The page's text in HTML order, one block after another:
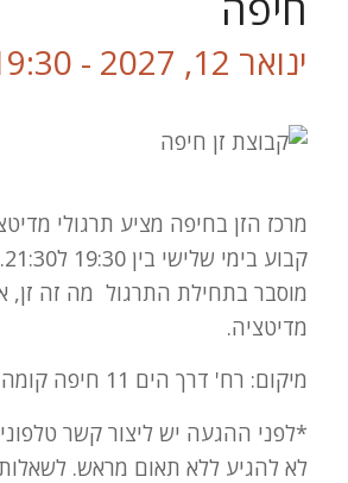
ינואר 12, 2027 - 19:30
מרכז הזן בחיפה מציע תרגולי
מוסבר בתחילת התרגול מה זה זן,
מדיטציה.
מיקום: רח' דרך הים 11 חיפה קומה שניה.
*לפני ההגעה יש ליצור קשר
לא להגיע ללא תאום מראש. לשאלות